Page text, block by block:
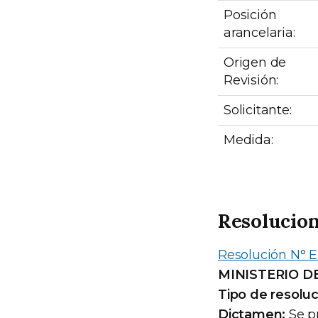
Posición
arancelaria:
Origen de
Revisión:
Solicitante:
Medida:
Resolución N°
MINISTERIO
Tipo de
Dictamen: Se